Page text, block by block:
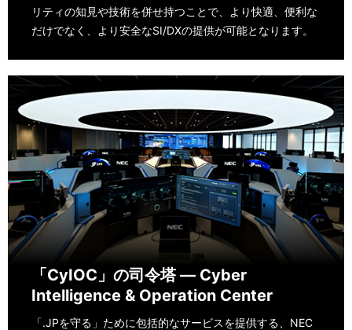
リティの知見や技術を併せ持つことで、より快適、便利な
だけでなく、より安全なSI/DXの提供が可能となります。
「CyIOC」の司令塔 ― Cyber
Intelligence & Operation Center
「.JPを守る」ために包括的なサービスを提供する、NEC